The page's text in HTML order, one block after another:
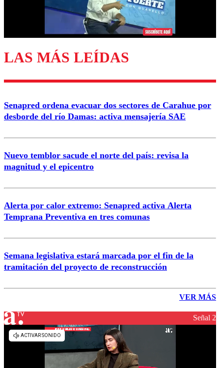
Enviar comentario
LAS MÁS LEÍDAS
Senapred ordena evacuar dos sectores de Carahue por
desborde del río Damas: activa mensajería SAE
Nuevo temblor sacude el norte del país: revisa la
magnitud y el epicentro
Alerta por calor extremo: Senapred activa Alerta
Temprana Preventiva en tres comunas
Semana legislativa estará marcada por el fin de la
tramitación del proyecto de reconstrucción
VER MÁS
Señal 2